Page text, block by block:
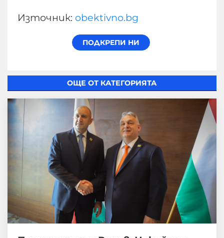
Източник: obektivno.bg
ОЩЕ ОТ КАТЕГОРИЯТА